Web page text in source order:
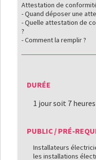
Attestation de
- Quand déposer une
- Quelle attestation de
?
- Comment la remplir ?
DURÉE
1 jour soit 7 heures
PUBLIC / PRÉ-
Installateurs
les installations